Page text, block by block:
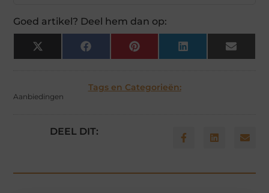
Goed artikel? Deel hem dan op:
X
(Twitter)
Facebook Pinterest LinkedIn Email
Tags en Categorieën:
Aanbiedingen
DEEL DIT: